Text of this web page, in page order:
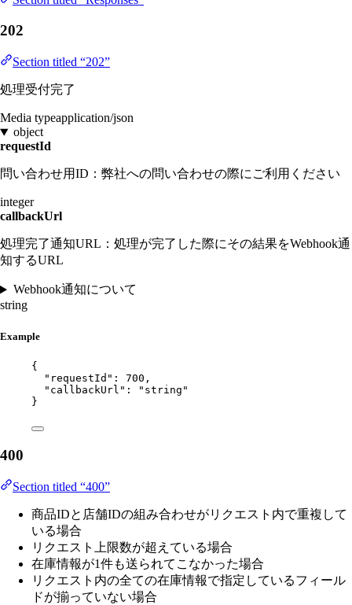
202
Section titled “202”
処理受付完了
Media typeapplication/json
object
requestId
問い合わせ用ID：弊社への問い合わせの際にご利用ください
integer
callbackUrl
処理完了通知URL：処理が完了した際にその結果をWebhook通
知するURL
Webhook通知について
string
Example
{
"requestId" : 700 ,
"callbackUrl" : " string "
}
400
Section titled “400”
商品IDと店舗IDの組み合わせがリクエスト内で重複して
いる場合
リクエスト上限数が超えている場合
在庫情報が1件も送られてこなかった場合
リクエスト内の全ての在庫情報で指定しているフィール
ドが揃っていない場合